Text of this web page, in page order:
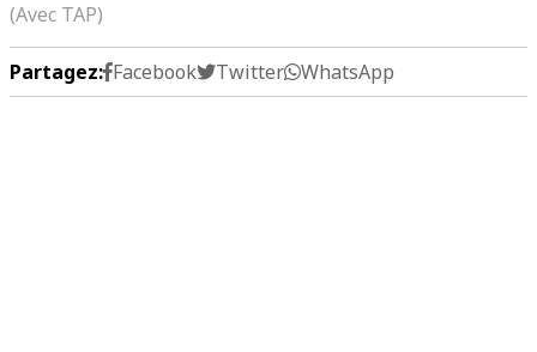
(Avec TAP)
Partagez: Facebook Twitter WhatsApp